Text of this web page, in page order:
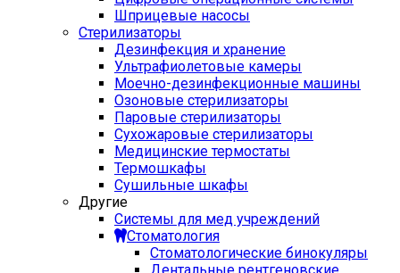
Шприцевые насосы
Стерилизаторы
Дезинфекция и хранение
Ультрафиолетовые камеры
Моечно-дезинфекционные машины
Озоновые стерилизаторы
Паровые стерилизаторы
Сухожаровые стерилизаторы
Медицинские термостаты
Термошкафы
Сушильные шкафы
Другие
Системы для мед учреждений
Стоматология
Стоматологические бинокуляры